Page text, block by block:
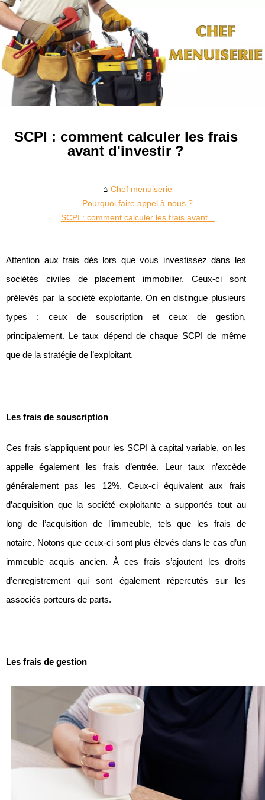
SCPI : comment calculer les frais
avant d'investir ?
Chef menuiserie
Pourquoi faire appel à nous ?
SCPI : comment calculer les frais avant...
Attention aux frais dès lors que vous investissez dans les
sociétés civiles de placement immobilier. Ceux-ci sont
prélevés par la société exploitante. On en distingue plusieurs
types : ceux de souscription et ceux de gestion,
principalement. Le taux dépend de chaque SCPI de même
que de la stratégie de l’exploitant.
Les frais de souscription
Ces frais s’appliquent pour les SCPI à capital variable, on les
appelle également les frais d’entrée. Leur taux n’excède
généralement pas les 12%. Ceux-ci équivalent aux frais
d’acquisition que la société exploitante a supportés tout au
long de l’acquisition de l’immeuble, tels que les frais de
notaire. Notons que ceux-ci sont plus élevés dans le cas d’un
immeuble acquis ancien. À ces frais s’ajoutent les droits
d’enregistrement qui sont également répercutés sur les
associés porteurs de parts.
Les frais de gestion